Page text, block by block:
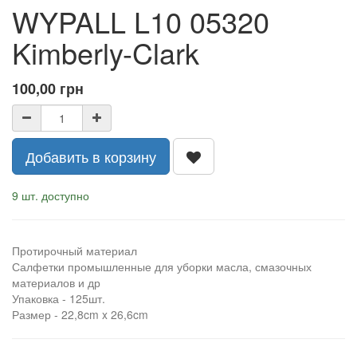
WYPALL L10 05320
Kimberly-Clark
100,00 грн
Добавить в корзину
9 шт. доступно
Протирочный материал
Салфетки промышленные для уборки масла, смазочных
материалов и др
Упаковка - 125шт.
Размер - 22,8cm x 26,6cm